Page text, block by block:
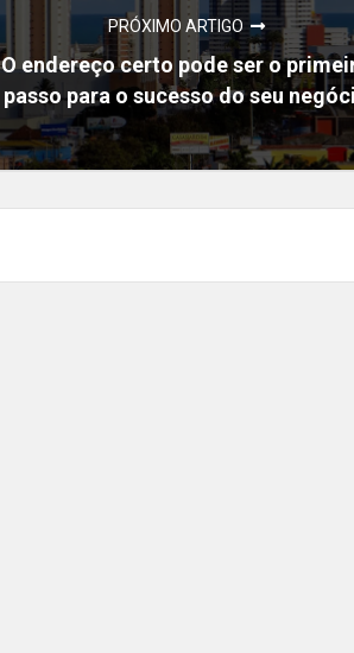
PRÓXIMO ARTIGO
O endereço certo pode ser o
passo para o sucesso do seu